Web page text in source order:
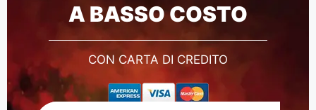
A BASSO COSTO
CON CARTA DI CREDITO